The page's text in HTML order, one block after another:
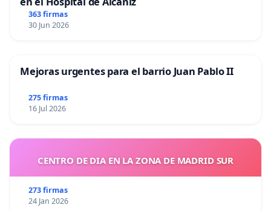
363 firmas
30 Jun 2026
Mejoras urgentes para el barrio Juan Pablo II
275 firmas
16 Jul 2026
CENTRO DE DIA EN LA ZONA DE MADRID SUR
273 firmas
24 Jan 2026